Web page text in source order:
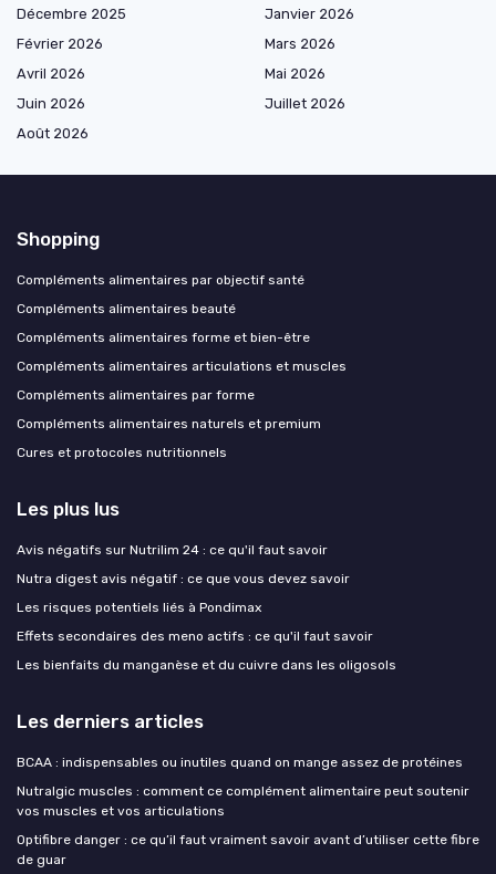
Décembre 2025
Janvier 2026
Février 2026
Mars 2026
Avril 2026
Mai 2026
Juin 2026
Juillet 2026
Août 2026
Shopping
Compléments alimentaires par objectif santé
Compléments alimentaires beauté
Compléments alimentaires forme et bien-être
Compléments alimentaires articulations et muscles
Compléments alimentaires par forme
Compléments alimentaires naturels et premium
Cures et protocoles nutritionnels
Les plus lus
Avis négatifs sur Nutrilim 24 : ce qu'il faut savoir
Nutra digest avis négatif : ce que vous devez savoir
Les risques potentiels liés à Pondimax
Effets secondaires des meno actifs : ce qu'il faut savoir
Les bienfaits du manganèse et du cuivre dans les oligosols
Les derniers articles
BCAA : indispensables ou inutiles quand on mange assez de protéines
Nutralgic muscles : comment ce complément alimentaire peut soutenir
vos muscles et vos articulations
Optifibre danger : ce qu’il faut vraiment savoir avant d’utiliser cette fibre
de guar